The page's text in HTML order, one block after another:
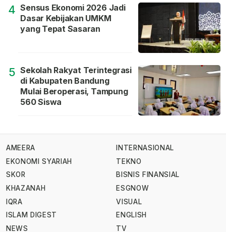
4 Sensus Ekonomi 2026 Jadi
Dasar Kebijakan UMKM
yang Tepat Sasaran
5 Sekolah Rakyat Terintegrasi
di Kabupaten Bandung
Mulai Beroperasi, Tampung
560 Siswa
AMEERA
EKONOMI SYARIAH
SKOR
KHAZANAH
IQRA
ISLAM DIGEST
NEWS
INTERNASIONAL
TEKNO
BISNIS FINANSIAL
ESGNOW
VISUAL
ENGLISH
TV